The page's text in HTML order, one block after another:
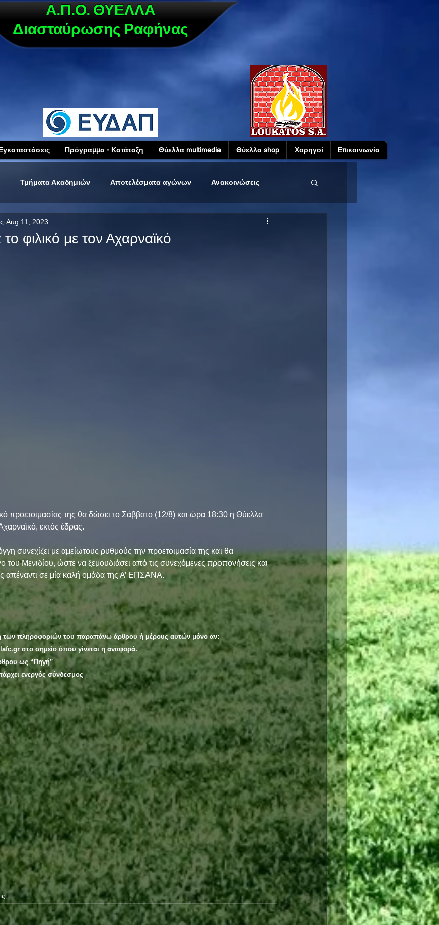
Α.Π.Ο. ΘΥΕΛΛΑ
Διασταύρωσης Ραφήνας
Πρόγραμμα - Κατάταξη Θύελλα multimedia Θύελλα shop Χορηγοί Επικοινωνία
Τμήματα Ακαδημιών Αποτελέσματα αγώνων Ανακοινώσεις
φιλικό με τον Αχαρναϊκό
Aug 11, 2023
προετοιμασίας της θα δώσει το Σάββατο (12/8) και ώρα 18:30 η Θύελλα
εκτός έδρας.
συνεχίζει με αμείωτους ρυθμούς την προετοιμασία της και θα
του Μενιδίου, ώστε να ξεμουδιάσει από τις συνεχόμενες προπονήσεις και
απέναντι σε μία καλή ομάδα της Α’ ΕΠΣΑΝΑ.
των πληροφοριών του παραπάνω άρθρου ή μέρους αυτών μόνο αν:
στο σημείο όπου γίνεται η αναφορά.
ως “Πηγή”
ενεργός σύνδεσμος